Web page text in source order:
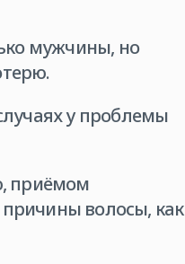
мужчины, но
у проблемы
приёмом
волосы, как